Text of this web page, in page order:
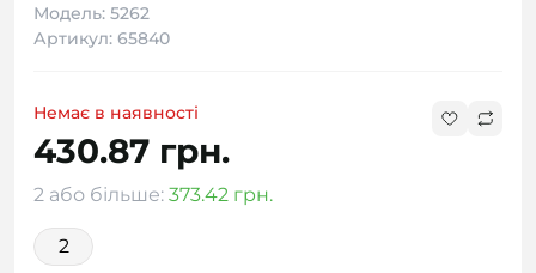
Модель: 5262
Артикул: 65840
Немає в наявності
430.87 грн.
2 або більше: 373.42 грн.
2